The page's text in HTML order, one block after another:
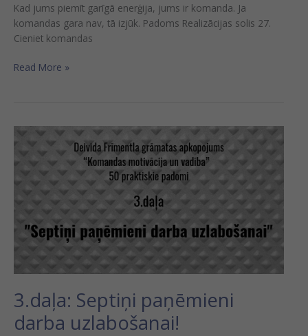
Kad jums piemīt garīgā enerģija, jums ir komanda. Ja
komandas gara nav, tā izjūk. Padoms Realizācijas solis 27.
Cieniet komandas
Read More »
3.daļa: Septiņi paņēmieni
darba uzlabošanai!
3.daļa:
paņēmieni
uzlabošanai!